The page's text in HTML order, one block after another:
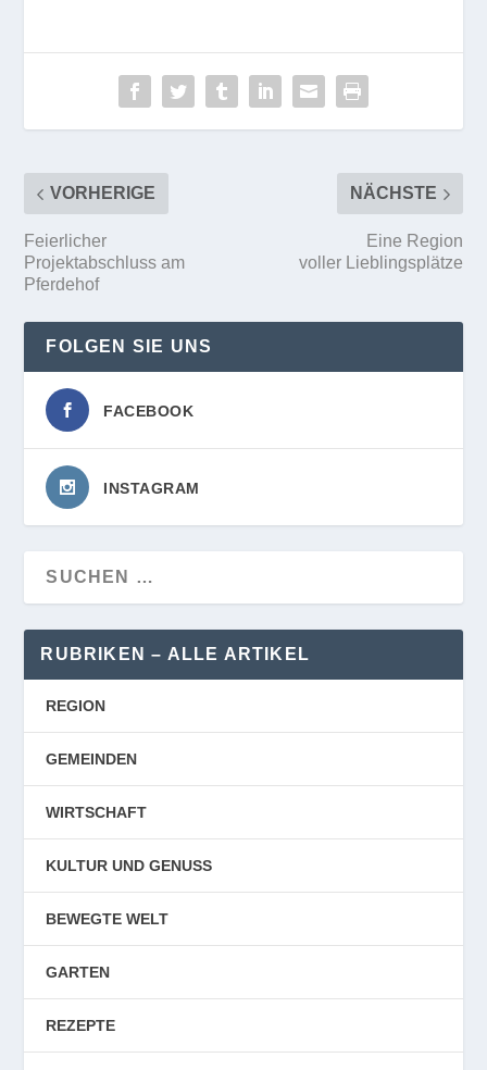
VORHERIGE
Feierlicher
Projektabschluss am
Pferdehof
NÄCHSTE
Eine Region
voller Lieblingsplätze
FOLGEN SIE UNS
FACEBOOK
INSTAGRAM
RUBRIKEN – ALLE ARTIKEL
REGION
GEMEINDEN
WIRTSCHAFT
KULTUR UND GENUSS
BEWEGTE WELT
GARTEN
REZEPTE